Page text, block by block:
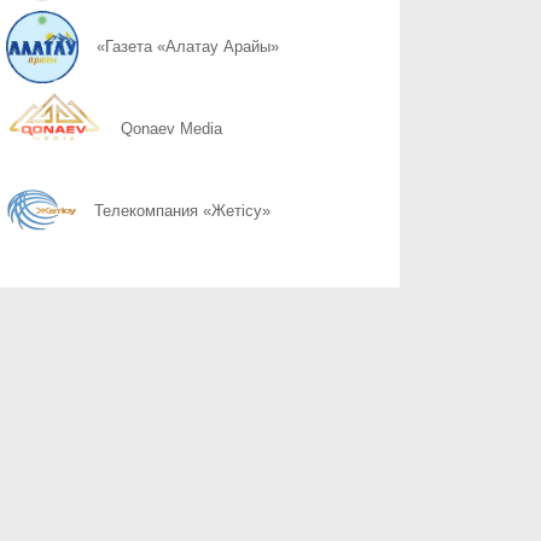
05.08
05.08
05.08 Инвестиции с долгосрочным эффектом
«Газета «Алатау Арайы»
Qonaev Media
Телекомпания «Жетісу»